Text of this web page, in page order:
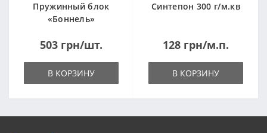
Пружинный блок
«Боннель»
503 грн/шт.
В КОРЗИНУ
Синтепон 300 г/м.кв
128 грн/м.п.
В КОРЗИНУ